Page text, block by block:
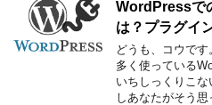
WordPressで
は？プラグイ
どうも、コウで
多く使っている
いちしっくりこ
しあなたがそう